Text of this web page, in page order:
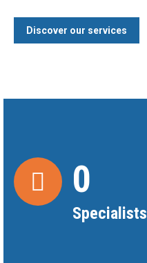
Discover our services
0
Specialists